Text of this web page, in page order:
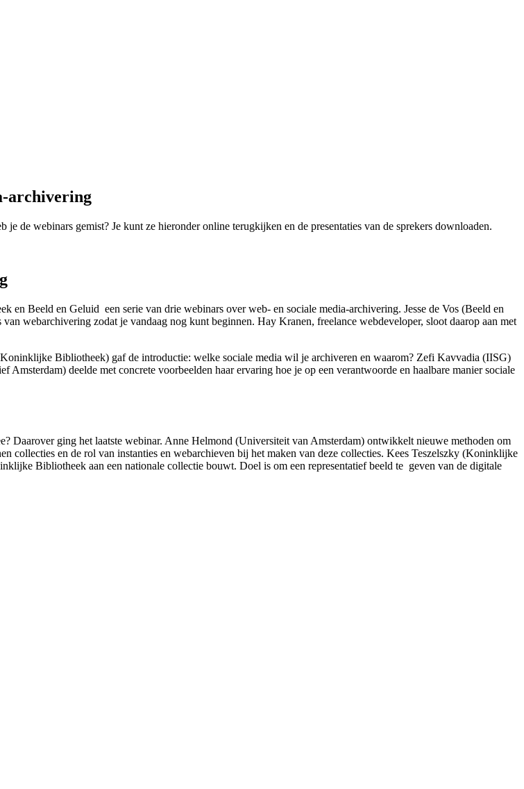
archivering
de webinars gemist? Je kunt ze hieronder online terugkijken en de presentaties van de sprekers downloaden.
Beeld en Geluid een serie van drie webinars over web- en sociale media-archivering. Jesse de Vos (Beeld en
webarchivering zodat je vandaag nog kunt beginnen. Hay Kranen, freelance webdeveloper, sloot daarop aan met
Bibliotheek) gaf de introductie: welke sociale media wil je archiveren en waarom? Zefi Kavvadia (IISG)
deelde met concrete voorbeelden haar ervaring hoe je op een verantwoorde en haalbare manier sociale
Daarover ging het laatste webinar. Anne Helmond (Universiteit van Amsterdam) ontwikkelt nieuwe methoden om
collecties en de rol van instanties en webarchieven bij het maken van deze collecties. Kees Teszelszky (Koninklijke
Bibliotheek aan een nationale collectie bouwt. Doel is om een representatief beeld te geven van de digitale